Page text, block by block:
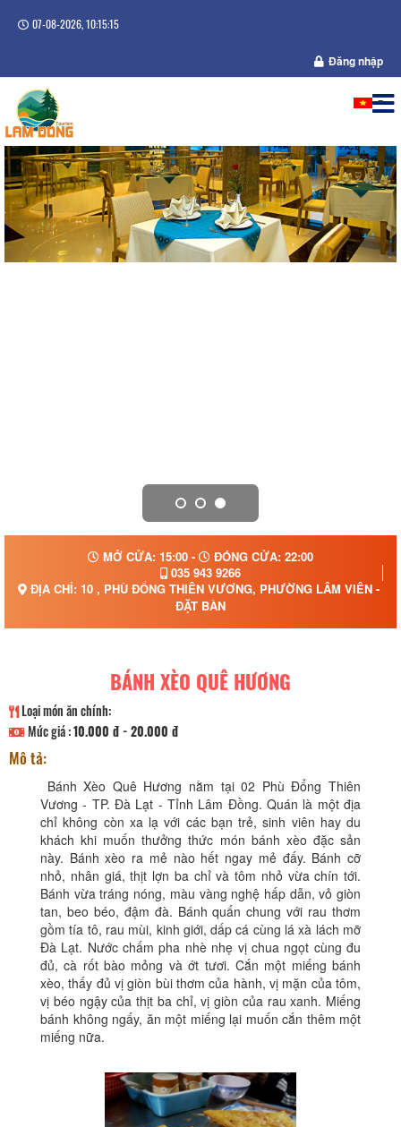
07-08-2026, 10:15:15
Đăng nhập
MỞ CỬA: 15:00 -
ĐÓNG CỬA: 22:00
035 943 9266
ĐỊA CHỈ: 10 , PHÙ ĐỔNG THIÊN VƯƠNG, PHƯỜNG LÂM VIÊN -
ĐẶT BÀN
BÁNH XÈO QUÊ HƯƠNG
Loại món ăn chính:
Mức giá :10.000 đ - 20.000 đ
Mô tả:
Bánh Xèo Quê Hương nằm tại 02 Phù Đổng Thiên
Vương - TP. Đà Lạt - Tỉnh Lâm Đồng. Quán là một địa
chỉ không còn xa lạ với các bạn trẻ, sinh viên hay du
khách khi muốn thưởng thức món bánh xèo đặc sản
này. Bánh xèo ra mẻ nào hết ngay mẻ đấy. Bánh cỡ
nhỏ, nhân giá, thịt lợn ba chỉ và tôm nhỏ vừa chín tới.
Bánh vừa tráng nóng, màu vàng nghệ hấp dẫn, vỏ giòn
tan, beo béo, đậm đà. Bánh quấn chung với rau thơm
gồm tía tô, rau mùi, kinh giới, dấp cá cùng lá xà lách mỡ
Đà Lạt. Nước chấm pha nhè nhẹ vị chua ngọt cùng đu
đủ, cà rốt bào mỏng và ớt tươi. Cắn một miếng bánh
xèo, thấy đủ vị giòn bùi thơm của hành, vị mặn của tôm,
vị béo ngậy của thịt ba chỉ, vị giòn của rau xanh. Miếng
bánh không ngấy, ăn một miếng lại muốn cắn thêm một
miếng nữa.